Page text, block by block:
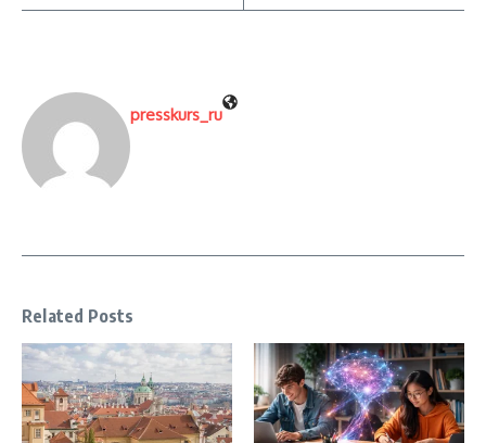
presskurs_ru
Related Posts